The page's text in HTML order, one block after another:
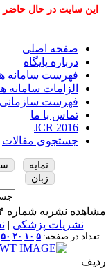
این سایت در حال حاضر
صفحه اصلی
درباره پایگاه
فهرست سامانه
الزامات سامانه
فهرست سازمانی
تماس با ما
JCR 2016
جستجوی مقالات
نمایه
زبان
مشاهده نشریه شماره ۱۲۴۴ [
نشریات پزشکی |
تعداد در صفحه: ۵ ۱۰ ۲۰ ۵۰
ردیف